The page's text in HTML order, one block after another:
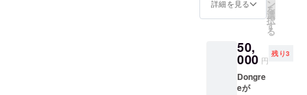
待ちい
ただく
がござ
います
こと、
予めご
了承く
も使用
がござ
いま
入れグ
ラス(約
験会を
行って
くれる
地元の
任意団
ナルブ
レンド
ヒーを
作りま
す。
(パッ
ケージ
詳細を見る ン
を
選
択
す
る
50,
000 円
残り3
Dongre
eが